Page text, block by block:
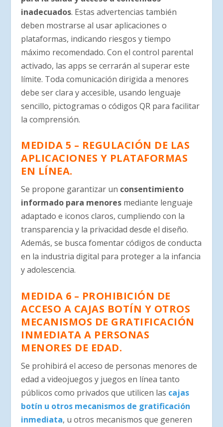
inadecuados. Estas advertencias también
deben mostrarse al usar aplicaciones o
plataformas, indicando riesgos y tiempo
máximo recomendado. Con el control parental
activado, las apps se cerrarán al superar este
límite. Toda comunicación dirigida a menores
debe ser clara y accesible, usando lenguaje
sencillo, pictogramas o códigos QR para facilitar
la comprensión.
MEDIDA 5 – REGULACIÓN DE LAS
APLICACIONES Y PLATAFORMAS
EN LÍNEA.
Se propone garantizar un consentimiento
informado para menores mediante lenguaje
adaptado e iconos claros, cumpliendo con la
transparencia y la privacidad desde el diseño.
Además, se busca fomentar códigos de conducta
en la industria digital para proteger a la infancia
y adolescencia.
MEDIDA 6 – PROHIBICIÓN DE
ACCESO A CAJAS BOTÍN Y OTROS
MECANISMOS DE GRATIFICACIÓN
INMEDIATA A PERSONAS
MENORES DE EDAD.
Se prohibirá el acceso de personas menores de
edad a videojuegos y juegos en línea tanto
públicos como privados que utilicen las cajas
botín u otros mecanismos de gratificación
inmediata, u otros mecanismos que generen